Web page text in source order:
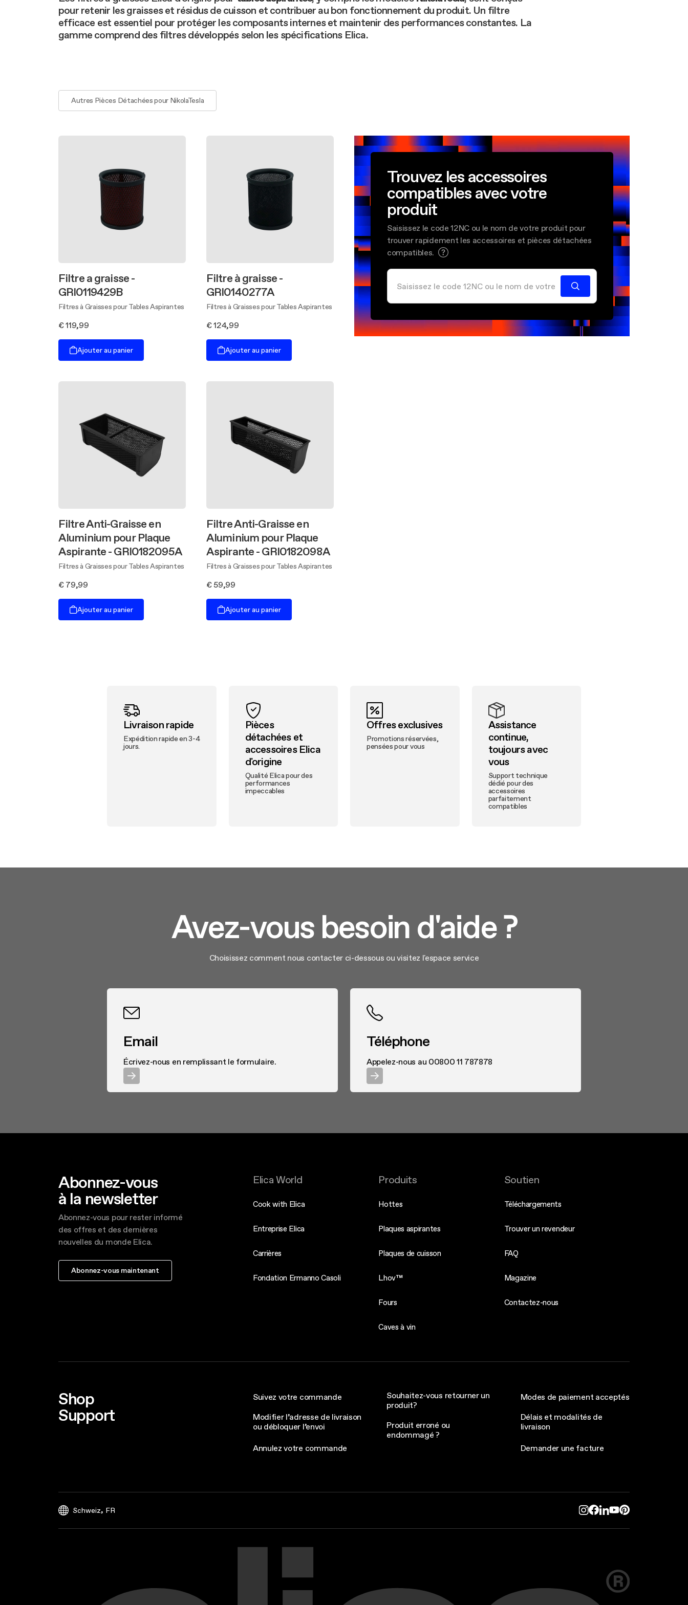
Filtres
Prix Design Award
Cuisson extra-large
Filtres
Kit Étagère
Kit de première installation
Voir Tout
Pièces d'origine : pourquoi les choisir
pour retenir les graisses et résidus de cuisson et contribuer au bon fonctionnement du produit. Un filtre
efficace est essentiel pour protéger les composants internes et maintenir des performances constantes. La
gamme comprend des filtres développés selon les spécifications Elica.
Autres Pièces Détachées pour NikolaTesla
Filtre a graisse -
GRI0119429B
Filtres à Graisses pour Tables Aspirantes
€ 119,99
Ajouter au panier
Filtre à graisse -
GRI0140277A
Filtres à Graisses pour Tables Aspirantes
€ 124,99
Ajouter au panier
Trouvez les accessoires
compatibles avec votre
produit
Saisissez le code 12NC ou le nom de votre produit pour
trouver rapidement les accessoires et pièces détachées
compatibles.
Filtre Anti-Graisse en
Aluminium pour Plaque
Aspirante - GRI0182095A
Filtres à Graisses pour Tables Aspirantes
€ 79,99
Ajouter au panier
Filtre Anti-Graisse en
Aluminium pour Plaque
Aspirante - GRI0182098A
Filtres à Graisses pour Tables Aspirantes
€ 59,99
Ajouter au panier
Livraison rapide
Expédition rapide en 3-4
jours.
Pièces
détachées et
accessoires Elica
d'origine
Qualité Elica pour des
performances
impeccables
Offres exclusives
Promotions réservées,
pensées pour vous
Assistance
continue,
toujours avec
vous
Support technique
dédié pour des
accessoires
parfaitement
compatibles
Avez-vous besoin d'aide ?
Choisissez comment nous contacter ci-dessous ou visitez l'espace service
Email
Écrivez-nous en remplissant le formulaire.
Téléphone
Appelez-nous au 00800 11 787878
Abonnez-vous
à la newsletter
Abonnez-vous pour rester informé
des offres et des dernières
nouvelles du monde Elica.
Abonnez-vous maintenant
Elica World
Cook with Elica
Entreprise Elica
Carrières
Fondation Ermanno Casoli
Produits
Hottes
Plaques aspirantes
Plaques de cuisson
Lhov™
Fours
Caves à vin
Soutien
Téléchargements
Trouver un revendeur
FAQ
Magazine
Contactez-nous
Shop
Support
Suivez votre commande
Modifier l’adresse de livraison
ou débloquer l’envoi
Annulez votre commande
Souhaitez-vous retourner un
produit?
Produit erroné ou
endommagé ?
Modes de paiement acceptés
Délais et modalités de
livraison
Demander une facture
Schweiz, FR